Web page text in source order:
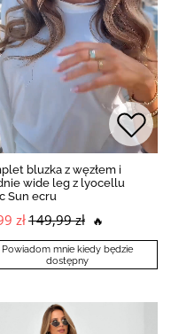
bluzka z węzłem i
wide leg z lyocellu
Sun ecru
zł149,99 zł 🔥
Powiadom mnie kiedy będzie
dostępny